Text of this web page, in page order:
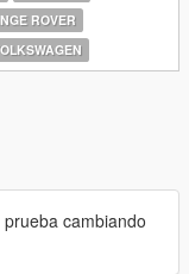
ROVER
cambiando